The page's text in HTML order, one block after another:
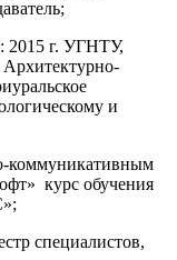
2015 г. УГНТУ,
и
коммуникативным
курс обучения
специалистов,